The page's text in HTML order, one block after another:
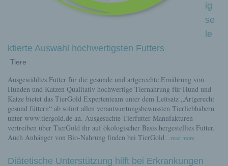
ig
se
le
ktierte Auswahl hochwertigsten Futters
Tiere
Ausgewähltes Futter für die gesunde und artgerechte Ernährung von
Hunden und Katzen Qualitativ hochwertige Tiernahrung für Hund und
Katze bietet das TierGold Expertenteam unter dem Leitsatz „Artgerecht
gesund füttern“ ab sofort allen verantwortungsbewussten Tierliebhabern
unter www.tiergold.de an. Ausgesuchte Tierfutter-Manufakturen
vertreiben über TierGold ihr auf ökologischer Basis hergestelltes Futter.
Auch Anhänger von Bio-Nahrung finden bei TierGold ...read more
Diätetische Unterstützung hilft bei Erkrankungen